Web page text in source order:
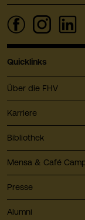
Quicklinks
Über die FHV
Karriere
Bibliothek
Mensa & Café
Presse
Alumni